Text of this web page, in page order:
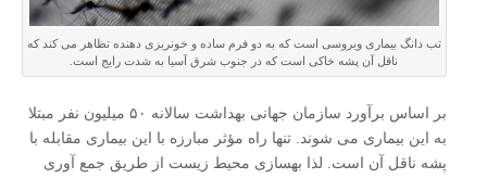
تب دانگ بیماری ویروسی است که به دو فرم ساده و خونریزی دهنده تظاهر می کند که
ناقل آن پشه خاکی است که در جنوب شرق آسیا به شدت رایج است.
بر اساس برآورد سازمان جهانی بهداشت سالانه ۵۰ میلیون نفر مبتلا
به این بیماری می شوند. تنها راه مؤثر مبارزه با این بیماری مقابله با
پشه ناقل آن است. لذا بهسازی محیط زیست از طریق جمع آوری